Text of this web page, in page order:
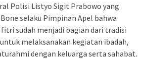
Polisi Listyo Sigit Prabowo yang
selaku Pimpinan Apel bahwa
sudah menjadi bagian dari tradisi
melaksanakan kegiatan ibadah,
dengan keluarga serta sahabat.